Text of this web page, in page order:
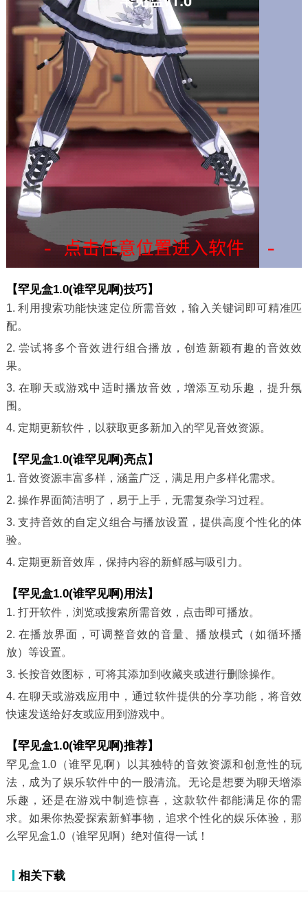
【罕见盒1.0(谁罕见啊)技巧】
1. 利用搜索功能快速定位所需音效，输入关键词即可精准匹
配。
2. 尝试将多个音效进行组合播放，创造新颖有趣的音效效
果。
3. 在聊天或游戏中适时播放音效，增添互动乐趣，提升氛
围。
4. 定期更新软件，以获取更多新加入的罕见音效资源。
【罕见盒1.0(谁罕见啊)亮点】
1. 音效资源丰富多样，涵盖广泛，满足用户多样化需求。
2. 操作界面简洁明了，易于上手，无需复杂学习过程。
3. 支持音效的自定义组合与播放设置，提供高度个性化的体
验。
4. 定期更新音效库，保持内容的新鲜感与吸引力。
【罕见盒1.0(谁罕见啊)用法】
1. 打开软件，浏览或搜索所需音效，点击即可播放。
2. 在播放界面，可调整音效的音量、播放模式（如循环播
放）等设置。
3. 长按音效图标，可将其添加到收藏夹或进行删除操作。
4. 在聊天或游戏应用中，通过软件提供的分享功能，将音效
快速发送给好友或应用到游戏中。
【罕见盒1.0(谁罕见啊)推荐】
罕见盒1.0（谁罕见啊）以其独特的音效资源和创意性的玩
法，成为了娱乐软件中的一股清流。无论是想要为聊天增添
乐趣，还是在游戏中制造惊喜，这款软件都能满足你的需
求。如果你热爱探索新鲜事物，追求个性化的娱乐体验，那
么罕见盒1.0（谁罕见啊）绝对值得一试！
相关下载